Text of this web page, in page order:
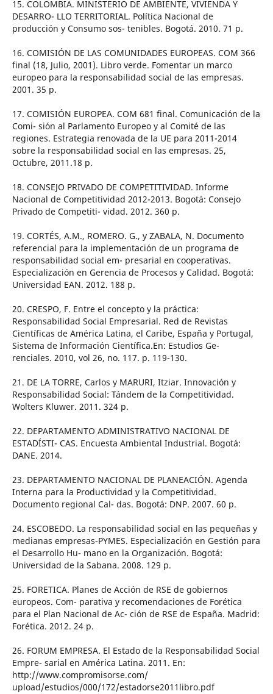
15. COLOMBIA. MINISTERIO DE AMBIENTE, VIVIENDA Y
DESARRO- LLO TERRITORIAL. Política Nacional de
producción y Consumo sos- tenibles. Bogotá. 2010. 71 p.
16. COMISIÓN DE LAS COMUNIDADES EUROPEAS. COM 366
final (18, Julio, 2001). Libro verde. Fomentar un marco
europeo para la responsabilidad social de las empresas.
2001. 35 p.
17. COMISIÓN EUROPEA. COM 681 final. Comunicación de la
Comi- sión al Parlamento Europeo y al Comité de las
regiones. Estrategia renovada de la UE para 2011-2014
sobre la responsabilidad social en las empresas. 25,
Octubre, 2011.18 p.
18. CONSEJO PRIVADO DE COMPETITIVIDAD. Informe
Nacional de Competitividad 2012-2013. Bogotá: Consejo
Privado de Competiti- vidad. 2012. 360 p.
19. CORTÉS, A.M., ROMERO. G., y ZABALA, N. Documento
referencial para la implementación de un programa de
responsabilidad social em- presarial en cooperativas.
Especialización en Gerencia de Procesos y Calidad. Bogotá:
Universidad EAN. 2012. 188 p.
20. CRESPO, F. Entre el concepto y la práctica:
Responsabilidad Social Empresarial. Red de Revistas
Científicas de América Latina, el Caribe, España y Portugal,
Sistema de Información Científica.En: Estudios Ge-
renciales. 2010, vol 26, no. 117. p. 119-130.
21. DE LA TORRE, Carlos y MARURI, Itziar. Innovación y
Responsabilidad Social: Tándem de la Competitividad.
Wolters Kluwer. 2011. 324 p.
22. DEPARTAMENTO ADMINISTRATIVO NACIONAL DE
ESTADÍSTI- CAS. Encuesta Ambiental Industrial. Bogotá:
DANE. 2014.
23. DEPARTAMENTO NACIONAL DE PLANEACIÓN. Agenda
Interna para la Productividad y la Competitividad.
Documento regional Cal- das. Bogotá: DNP. 2007. 60 p.
24. ESCOBEDO. La responsabilidad social en las pequeñas y
medianas empresas-PYMES. Especialización en Gestión para
el Desarrollo Hu- mano en la Organización. Bogotá:
Universidad de la Sabana. 2008. 129 p.
25. FORETICA. Planes de Acción de RSE de gobiernos
europeos. Com- parativa y recomendaciones de Forética
para el Plan Nacional de Ac- ción de RSE de España. Madrid:
Forética. 2012. 24 p.
26. FORUM EMPRESA. El Estado de la Responsabilidad Social
Empre- sarial en América Latina. 2011. En:
http://www.compromisorse.com/
upload/estudios/000/172/estadorse2011libro.pdf